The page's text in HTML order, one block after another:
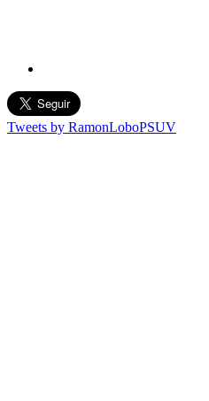
Tweets by RamonLoboPSUV